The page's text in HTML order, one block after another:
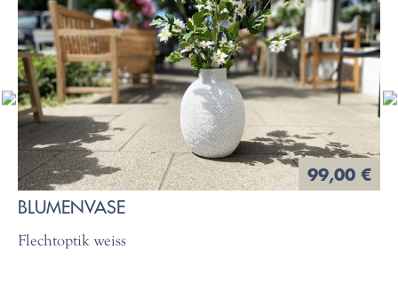
99,00 €
BLUMENVASE
Flechtoptik weiss